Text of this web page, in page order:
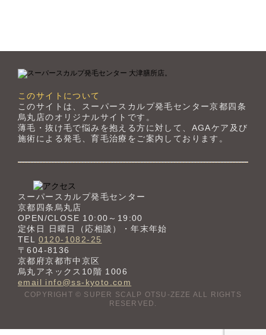
このサイトについて
このサイトは、スーパースカルプ発毛センター京都四条
烏丸店のオリジナルサイトです。
薄毛・抜け毛で悩みを抱える方に対して、AGAケア及び
施術による発毛、育毛治療をご案内しております。
スーパースカルプ発毛センター
京都四条烏丸店
OPEN/CLOSE 10:00～19:00
定休日 日曜日（応相談）・年末年始
TEL 0120-1082-25
〒604-8136
京都府京都市中京区
烏丸アネックス10階 1006
email info@ss-kyoto.com
COPYRIGHT © SUPER SCALP OTSU-ZEZE ALL RIGHTS
RESERVED.